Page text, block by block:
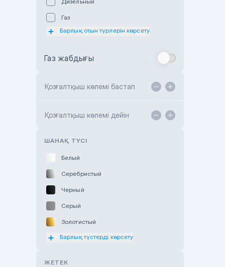
Subaru Motor Almaty
Toyota Astana
TANK Motors Karaganda
Газ
Барлық отын түрлерін көрсету
Газ жабдығы
Қозғалтқыш көлемі бастап
Қозғалтқыш көлемі дейін
ШАНАҚ ТҮСІ
Белый
Серебристый
Черный
Серый
Золотистый
Оранжевый
Барлық түстерді көрсету
ЖЕТЕК